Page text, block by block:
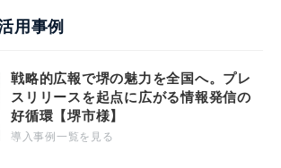
用事例
戦略的広報で堺の魅力を全国へ。プレ
スリリースを起点に広がる情報発信の
好循環【堺市様】
導入事例一覧を見る